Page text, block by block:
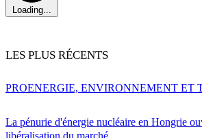
Loading...
LES PLUS RÉCENTS
La pénurie d'énergie nucléaire en Hongrie
PROENERGIE, ENVIRONNEMENT ET